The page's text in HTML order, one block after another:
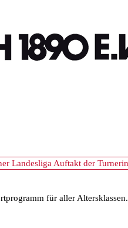
für aller Altersklassen.